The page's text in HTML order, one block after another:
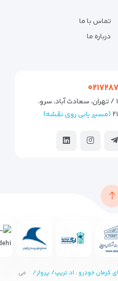
تماس با ما
درباره ما
تهران، ولی عصر، عاطفی، پ ۱۰۰ / تهران، سعادت آباد، سرو،
(مسیر یابی روی نقشه)
کرمان خودرو ، اد تریپ/ پرواز/
می